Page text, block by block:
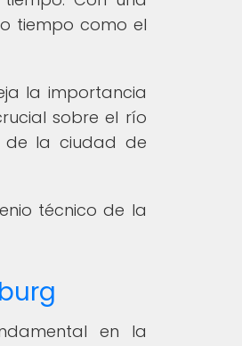
tiempo como el
la importancia
sobre el río
de la ciudad de
técnico de la
en la